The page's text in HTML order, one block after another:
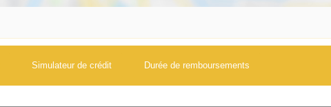
Simulateur de crédit Durée de remboursements